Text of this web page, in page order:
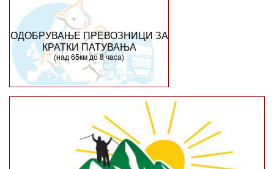
ОДОБРУВАЊЕ ПРЕВОЗНИЦИ ЗА
КРАТКИ ПАТУВАЊА
(над 65км до 8 часа)